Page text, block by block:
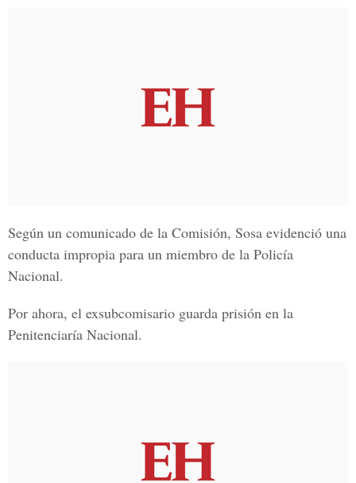
Según un comunicado de la Comisión, Sosa evidenció una
conducta impropia para un miembro de la Policía
Nacional.
Por ahora, el exsubcomisario guarda prisión en la
Penitenciaría Nacional.